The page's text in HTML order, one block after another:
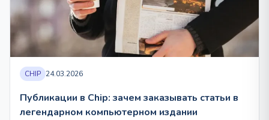
CHIP 24.03.2026
Публикации в Chip: зачем заказывать статьи в
легендарном компьютерном издании